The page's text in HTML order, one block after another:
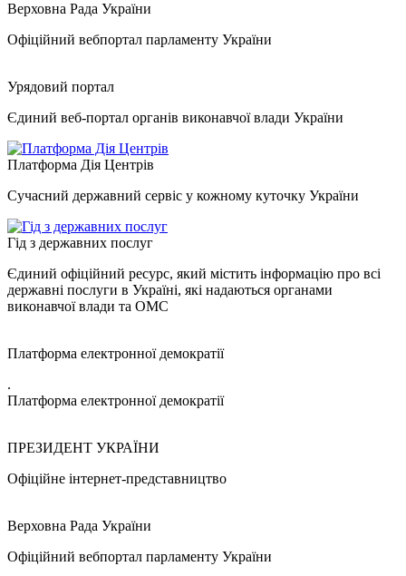
Верховна Рада України
Офіційний вебпортал парламенту України
Урядовий портал
Єдиний веб-портал органів виконавчої влади України
Платформа Дія Центрів
Сучасний державний сервіс у кожному куточку України
Гід з державних послуг
Єдиний офіційний ресурс, який містить інформацію про всі
державні послуги в Україні, які надаються органами
виконавчої влади та ОМС
Платформа електронної демократії
.
Платформа електронної демократії
ПРЕЗИДЕНТ УКРАЇНИ
Офіційне інтернет-представництво
Верховна Рада України
Офіційний вебпортал парламенту України